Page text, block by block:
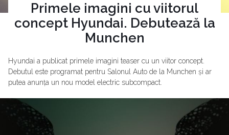
Primele imagini cu viitorul
concept Hyundai. Debutează la
Munchen
Hyundai a publicat primele imagini teaser cu un viitor concept.
Debutul este programat pentru Salonul Auto de la Munchen și ar
putea anunța un nou model electric subcompact.